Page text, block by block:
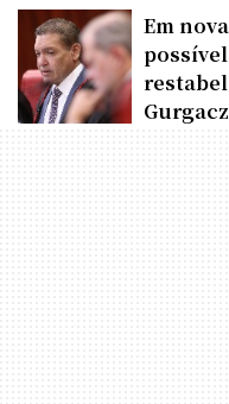
Em
Gurgacz